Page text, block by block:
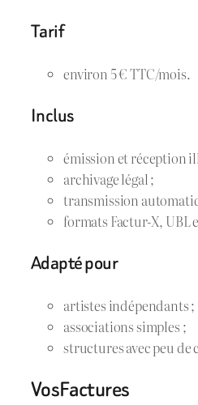
Tarif
environ 5 € TTC/mois.
Inclus
émission et réception
archivage légal ;
transmission
formats Factur-X, UBL
Adapté pour
artistes indépendants ;
associations simples ;
structures avec peu
VosFactures